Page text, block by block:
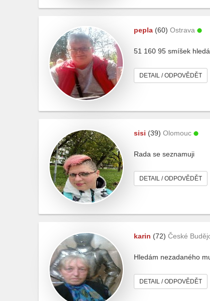
pepla (60) Ostrava
51 160 95 smíšek
DETAIL / ODPOVĚDĚT
sisi (39) Olomouc
Rada se seznamuji
DETAIL / ODPOVĚDĚT
karin (72) České
Hledám nezadaného
DETAIL / ODPOVĚDĚT